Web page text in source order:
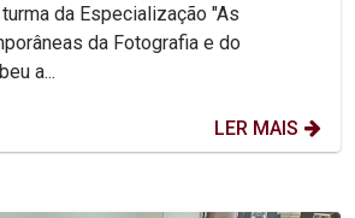
da Especialização "As
da Fotografia e do
a...
LER MAIS